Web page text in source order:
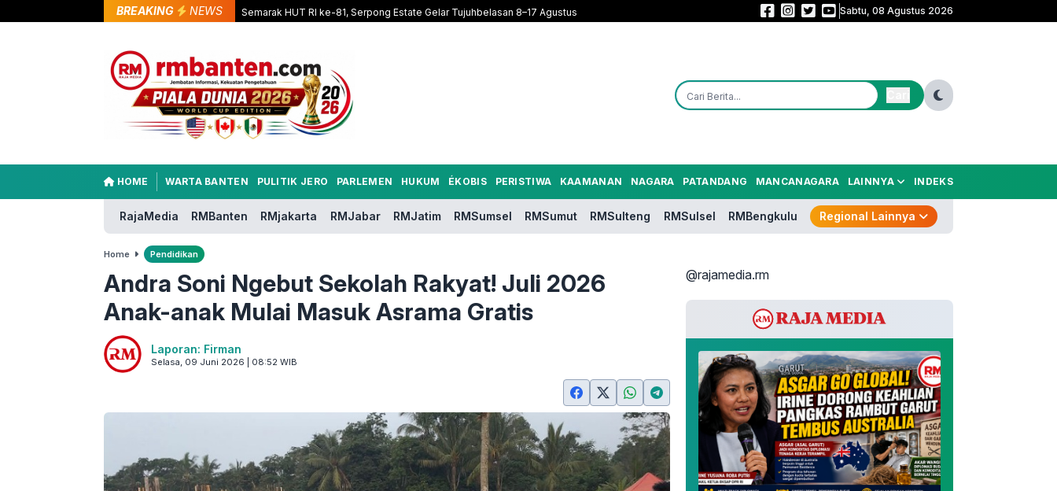
BREAKING NEWS Semarak HUT RI ke-81, Serpong Estate Gelar Tujuhbelasan 8–17 Agustus Nama Pengganti Perry Masih Misteri! Prabowo Belum Kirim Surpres
Sabtu, 08 Agustus 2026
HOME WARTA BANTEN PULITIK JERO PARLEMEN HUKUM ÉKOBIS PERISTIWA KAAMANAN NAGARA PATANDANG MANCANAGARA LAINNYA INDEKS
RajaMedia RMBanten RMjakarta RMJabar RMJatim RMSumsel RMSumut RMSulteng RMSulsel RMBengkulu Regional Lainnya
Home Pendidikan
Andra Soni Ngebut Sekolah Rakyat! Juli 2026
Anak-anak Mulai Masuk Asrama Gratis
Laporan: Firman
Selasa, 09 Juni 2026 | 08:52 WIB
@rajamedia.rm